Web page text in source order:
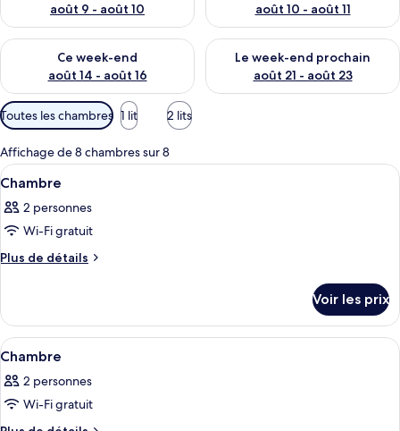
août 9 - août 10
août 10 - août 11
Ce week-end
août 14 - août 16
Vérifier la disponibilité pour ce week-end août 14 - août 16
Le week-end prochain
août 21 - août 23
Vérifier la disponibilité pour
Filtres
disponibles
pour
les
chambres
Toutes les chambres 1 lit 2 lits
Affichage de 8 chambres sur 8
Afficher
toutes
les
photos
pour
de
chambre :
Chambre
Une chambre d’hôtel avec deux lits,
9
Chambre
2 personnes
Wi-Fi gratuit
Plus de détails
Plus
le
type
de
Chambre
Voir les prix
Afficher
toutes
les
photos
Une chambre d’hôtel comprenant
8
Chambre
2 personnes
Wi-Fi gratuit